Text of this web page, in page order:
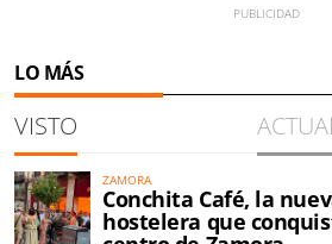
LO MÁS
VISTO
ZAMORA
Conchita Café, la
hostelera que